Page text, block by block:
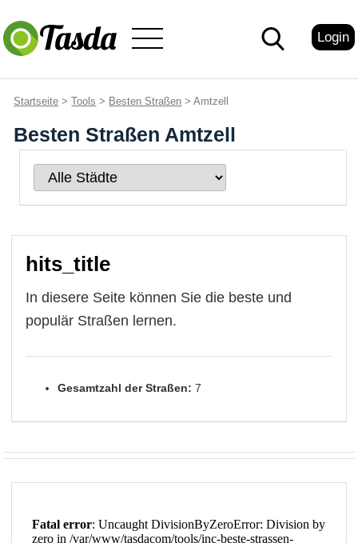
Login
Startseite >Tools > Besten Straßen > Amtzell
Besten Straßen Amtzell
hits_title
In diesere Seite können Sie die beste und
populär Straßen lernen.
Gesamtzahl der Straßen: 7